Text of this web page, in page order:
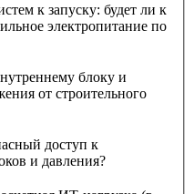
к запуску: будет ли к
электропитание по
блоку и
от строительного
доступ к
и давления?